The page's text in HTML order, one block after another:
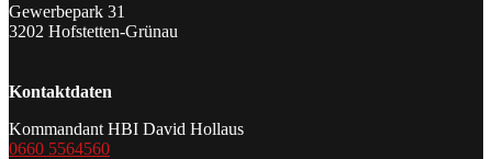
Gewerbepark 31
3202 Hofstetten-Grünau
Kontaktdaten
Kommandant HBI David Hollaus
0660 5564560